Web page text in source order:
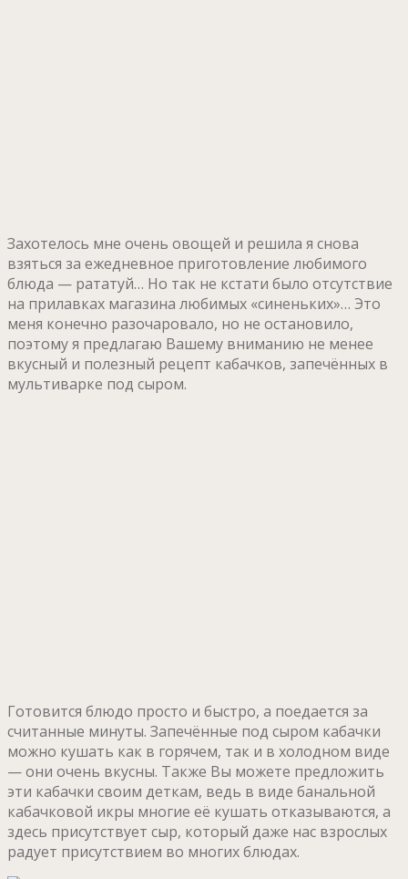
Захотелось мне очень овощей и решила я снова
взяться за ежедневное приготовление любимого
блюда — рататуй… Но так не кстати было отсутствие
на прилавках магазина любимых «синеньких»… Это
меня конечно разочаровало, но не остановило,
поэтому я предлагаю Вашему вниманию не менее
вкусный и полезный рецепт кабачков, запечённых в
мультиварке под сыром.
Готовится блюдо просто и быстро, а поедается за
считанные минуты. Запечённые под сыром кабачки
можно кушать как в горячем, так и в холодном виде
— они очень вкусны. Также Вы можете предложить
эти кабачки своим деткам, ведь в виде банальной
кабачковой икры многие её кушать отказываются, а
здесь присутствует сыр, который даже нас взрослых
радует присутствием во многих блюдах.